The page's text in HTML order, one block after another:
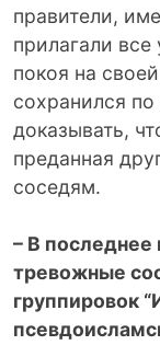
правители,
прилагали
покоя на
сохранился
доказывать,
преданная
соседям.
– В последнее
тревожные
группировок